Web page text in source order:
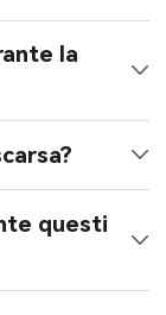
la
questi